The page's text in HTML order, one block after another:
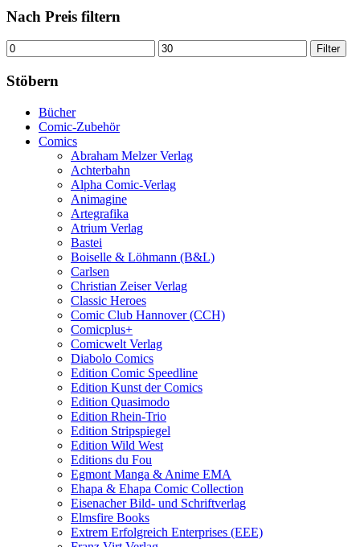
Nach Preis filtern
Min.
Preis
Max.
Preis
Filter
Stöbern
Bücher
Comic-Zubehör
Comics
Abraham Melzer Verlag
Achterbahn
Alpha Comic-Verlag
Animagine
Artegrafika
Atrium Verlag
Bastei
Boiselle & Löhmann (B&L)
Carlsen
Christian Zeiser Verlag
Classic Heroes
Comic Club Hannover (CCH)
Comicplus+
Comicwelt Verlag
Diabolo Comics
Edition Comic Speedline
Edition Kunst der Comics
Edition Quasimodo
Edition Rhein-Trio
Edition Stripspiegel
Edition Wild West
Editions du Fou
Egmont Manga & Anime EMA
Ehapa & Ehapa Comic Collection
Eisenacher Bild- und Schriftverlag
Elmsfire Books
Extrem Erfolgreich Enterprises (EEE)